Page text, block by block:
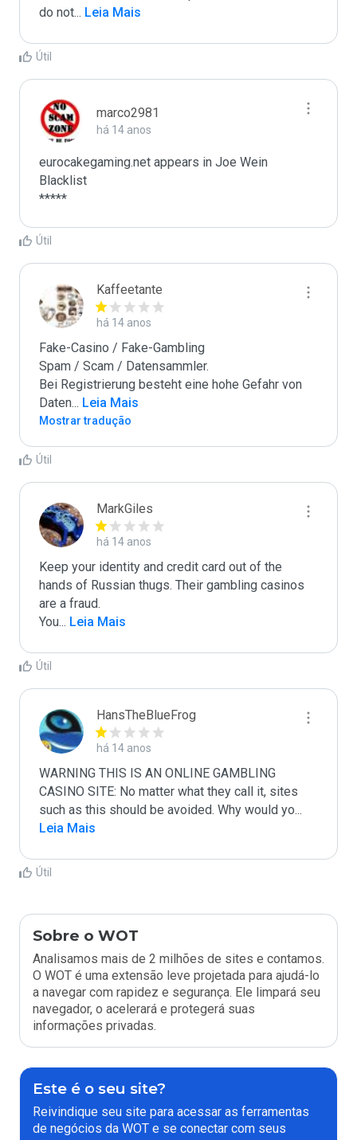
do not... Leia Mais
Útil
marco2981
há 14 anos
eurocakegaming.net appears in Joe Wein
Blacklist
*****
Útil
Kaffeetante
há 14 anos
Fake-Casino / Fake-Gambling
Spam / Scam / Datensammler.
Bei Registrierung besteht eine hohe Gefahr von
Daten... Leia Mais
Mostrar tradução
Útil
MarkGiles
há 14 anos
Keep your identity and credit card out of the
hands of Russian thugs. Their gambling casinos
are a fraud.
You... Leia Mais
Útil
HansTheBlueFrog
há 14 anos
WARNING THIS IS AN ONLINE GAMBLING
CASINO SITE: No matter what they call it, sites
such as this should be avoided. Why would yo...
Leia Mais
Útil
Sobre o WOT
Analisamos mais de 2 milhões de sites e contamos.
O WOT é uma extensão leve projetada para ajudá-lo
a navegar com rapidez e segurança. Ele limpará seu
navegador, o acelerará e protegerá suas
informações privadas.
Este é o seu site?
Reivindique seu site para acessar as ferramentas
de negócios da WOT e se conectar com seus